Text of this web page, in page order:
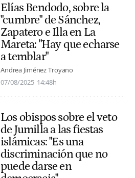
Elías Bendodo, sobre la
"cumbre" de Sánchez,
Zapatero e Illa en La
Mareta: "Hay que echarse
a temblar"
Andrea Jiménez Troyano
07/08/2025 14:48h
Los obispos sobre el veto
de Jumilla a las fiestas
islámicas: "Es una
discriminación que no
puede darse en